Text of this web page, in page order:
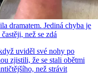
dramatem. Jediná chyba je
než se zdá
uviděl své nohy po
zjistili, že se stali obětmi
než strávit